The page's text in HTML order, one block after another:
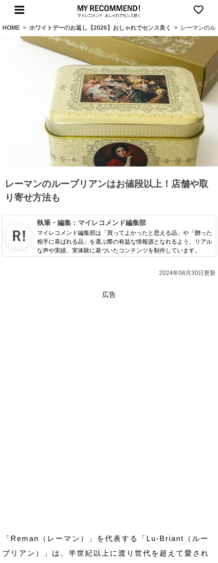
HOME > ホワイトデーのお返し【2026】おしゃれでセンス良く > レーマンの
レーマンのルーブリアンはお値段以上！店舗や取
り寄せ方法も
執筆・編集： マイレコメンド編集部
マイレコメンド編集部は「買ってよかったと思える品」や「贈った
相手に喜ばれる品」を選ぶ際の有益な情報源となれるよう、リアル
な声や実績、実体験に基づいたコンテンツを制作しています。
2024年08月30日更新
広告
「Reman（レーマン）」を代表する「Lu-Briant（ルー
ブリアン）」は、半世紀以上に渡り世代を超えて愛され